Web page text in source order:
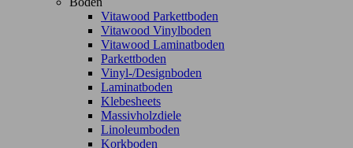
Vitawood Parkettboden
Vitawood Vinylboden
Vitawood Laminatboden
Parkettboden
Vinyl-/Designboden
Laminatboden
Klebesheets
Massivholzdiele
Linoleumboden
Korkboden